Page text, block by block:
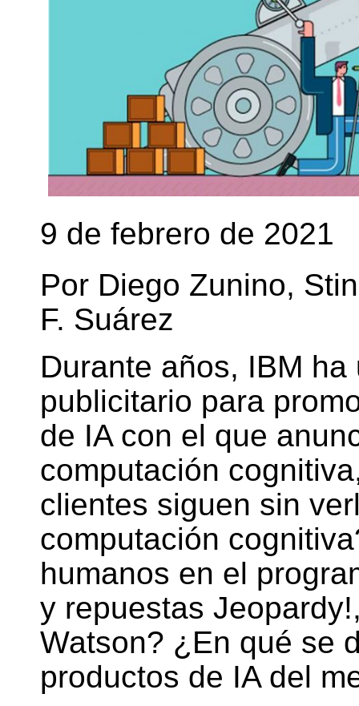
9 de febrero de 2021
Por Diego Zunino,
F. Suárez
Durante años, IBM
publicitario para
de IA con el que
computación
clientes siguen sin
computación
humanos en el
y repuestas
Watson? ¿En qué se
productos de IA del